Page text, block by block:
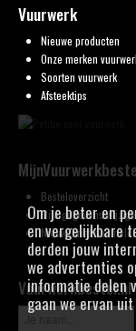
Vuurwerk
Nieuwe producten
Onze merken
Soorten vuurwerk
Afsteektips
Besteloverzicht
Mijn gegevens
Nieuwsbrief
Om je beter en
en vergelijkbare
derden jouw
we advertenties
informatie delen
gaan we ervan